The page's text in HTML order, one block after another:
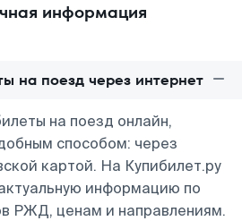
информация
на поезд через интернет
на поезд онлайн,
способом: через
картой. На Купибилет.ру
информацию по
РЖД, ценам и направлениям.